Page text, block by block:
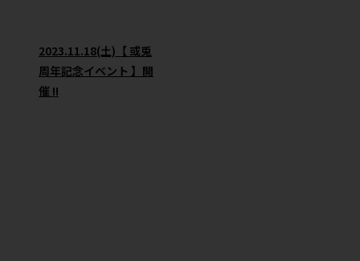
2023.11.18(土)【 或兎
周年記念イベント 】開
催 !!